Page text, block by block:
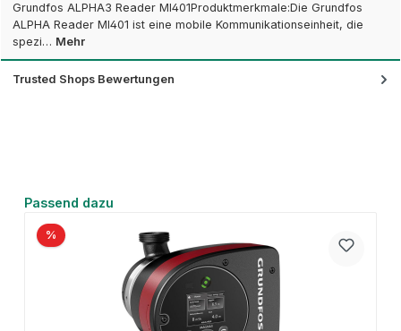
Grundfos ALPHA3 Reader MI401Produktmerkmale:Die Grundfos
ALPHA Reader MI401 ist eine mobile Kommunikationseinheit, die
spezi… Mehr
Trusted Shops Bewertungen
Produktgalerie überspringen
Passend dazu
%